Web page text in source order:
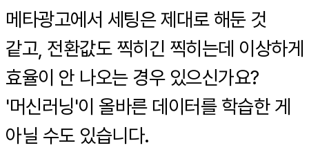
메타광고에서 세팅은 제대로 해둔 것
같고, 전환값도 찍히긴 찍히는데 이상하게
효율이 안 나오는 경우 있으신가요?
'머신러닝'이 올바른 데이터를 학습한 게
아닐 수도 있습니다.